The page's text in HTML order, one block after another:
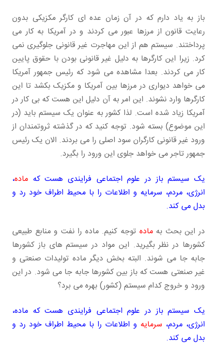
باز به یاد دارم که در آن زمان عده ای کارگر مکزیکی بدون
رعایت قانون از مرزها عبور می کردند و در آمریکا به کار می
پرداختند. سیستم هم از این مهاجرت غیر قانونی جلوگیری نمی
کرد. زیرا این کارگرها به دلیل غیر قانونی بودن با حقوق پایین
کار می کردند. بعدا مشاهده می شود که رئیس جمهور آمریکا
می خواهد دیواری در مرزها بین آمریکا و مکزیک بکشد تا این
کارگرها وارد نشوند. این امر به آن دلیل این هست که بی کار در
آمریکا زیاد شده است. لذا کشور به عنوان یک سیستم باید (در
این موضوع) بسته شود. توجه کنید که در گذشته ثروتمندان از
ورود غیر قانونی کارگران سود اصلی را می بردند. الان یک رئیس
جمهور تاجر می خواهد جلوی این ورود را بگیرد.
یک سیستم باز در علوم اجتماعی فرایندی هست که ماده،
انرژی، مردم، سرمایه و اطلاعات را با محیط اطراف خود رد و
بدل می کند.
در این بحث بهماده توجه کنیم. ماده را نفت و منابع طبیعی
کشورها در نظر بگیرید. این مواد در سیستم های باز کشورها
جابه جا می شوند. البته بخش دیگر ماده تولیدات صنعتی و
غیر صنعتی هست که باز بین کشورها جابه جا می شود. در این
ورود و خروج کدام سیستم (کشور) بهره می برد؟
یک سیستم باز در علوم اجتماعی فرایندی هست که ماده،
انرژی، مردم، سرمایه و اطلاعات را با محیط اطراف خود رد و
بدل می کند.